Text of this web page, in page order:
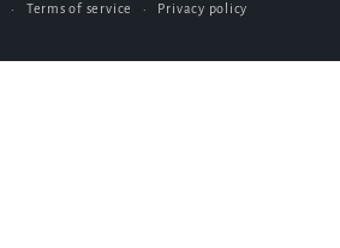
Terms of service Privacy policy